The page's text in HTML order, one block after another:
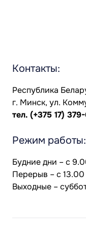
Контакты:
Республика
г. Минск, ул.
тел. (+375 17)
Режим работы:
Будние дни – с
Перерыв – с 13.00
Выходные –